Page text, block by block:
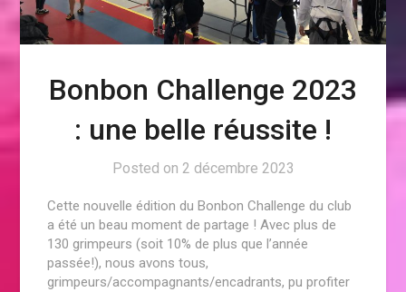
Bonbon Challenge 2023
: une belle réussite !
Posted on 2 décembre 2023
Cette nouvelle édition du Bonbon Challenge du club
a été un beau moment de partage ! Avec plus de
130 grimpeurs (soit 10% de plus que l’année
passée!), nous avons tous,
grimpeurs/accompagnants/encadrants, pu profiter